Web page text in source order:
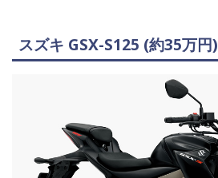
スズキ GSX-S125 (約35万円)